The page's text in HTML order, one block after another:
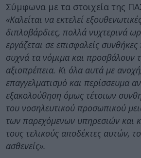
Σύμφωνα με τα στοιχεία της
«Καλείται να εκτελεί
διπλοβάρδιες, πολλά νυχτερινά
εργάζεται σε επισφαλείς
συχνά τα νόμιμα και προσβάλουν
αξιοπρέπεια. Κι όλα αυτά με
επαγγελματισμό και περίσσευμα
εξακολούθηση όμως τέτοιων
του νοσηλευτικού προσωπικού
των παρεχόμενων υπηρεσιών και
τους τελικούς αποδέκτες αυτών,
ασθενείς».